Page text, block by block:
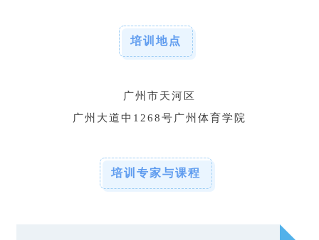
培训地点
广州市天河区
广州大道中1268号广州体育学院
培训专家与课程